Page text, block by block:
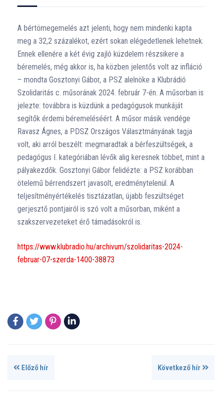
A bértömegemelés azt jelenti, hogy nem mindenki kapta
meg a 32,2 százalékot, ezért sokan elégedetlenek lehetnek.
Ennek ellenére a két évig zajló küzdelem részsikere a
béremelés, még akkor is, ha közben jelentős volt az infláció
– mondta Gosztonyi Gábor, a PSZ alelnöke a Klubrádió
Szolidaritás c. műsorának 2024. február 7-én. A műsorban is
jelezte: továbbra is küzdünk a pedagógusok munkáját
segítők érdemi béremeléséért. A műsor másik vendége
Ravasz Ágnes, a PDSZ Országos Választmányának tagja
volt, aki arról beszélt: megmaradtak a bérfeszültségek, a
pedagógus I. kategóriában lévők alig keresnek többet, mint a
pályakezdők. Gosztonyi Gábor felidézte: a PSZ korábban
ötelemű bérrendszert javasolt, eredménytelenül. A
teljesítményértékelés tisztázatlan, újabb feszültséget
gerjesztő pontjairól is szó volt a műsorban, miként a
szakszervezeteket érő támadásokról is.
https://www.klubradio.hu/archivum/szolidaritas-2024-
februar-07-szerda-1400-38873
Előző hír Következő hír